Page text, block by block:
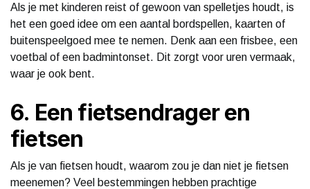
Als je met kinderen reist of gewoon van spelletjes houdt, is
het een goed idee om een aantal bordspellen, kaarten of
buitenspeelgoed mee te nemen. Denk aan een frisbee, een
voetbal of een badmintonset. Dit zorgt voor uren vermaak,
waar je ook bent.
6. Een fietsendrager en
fietsen
Als je van fietsen houdt, waarom zou je dan niet je fietsen
meenemen? Veel bestemmingen hebben prachtige